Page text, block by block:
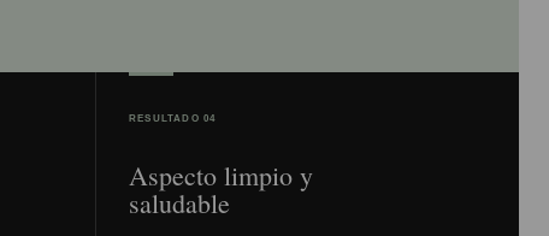
RESULTADO 04
Aspecto limpio y
saludable